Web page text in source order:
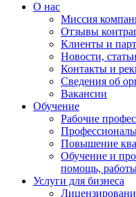
О нас
Миссия
Отзывы
Клиенты и
Новости,
Контакты и
Сведения об
Вакансии
Обучение
Рабочие
Повышение
Обучение и
помощь,
Услуги для бизнеса